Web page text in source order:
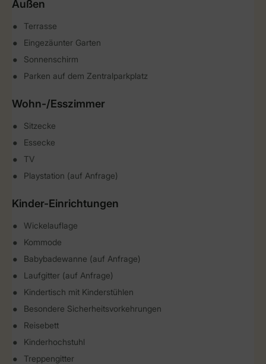
Außen
Terrasse
Eingezäunter Garten
Sonnenschirm
Parken auf dem Zentralparkplatz
Wohn-/Esszimmer
Sitzecke
Essecke
TV
Playstation (auf Anfrage)
Kinder-Einrichtungen
Wickelauflage
Kommode
Babybadewanne (auf Anfrage)
Laufgitter (auf Anfrage)
Kindertisch mit Kinderstühlen
Besondere Sicherheitsvorkehrungen
Reisebett
Kinderhochstuhl
Treppengitter